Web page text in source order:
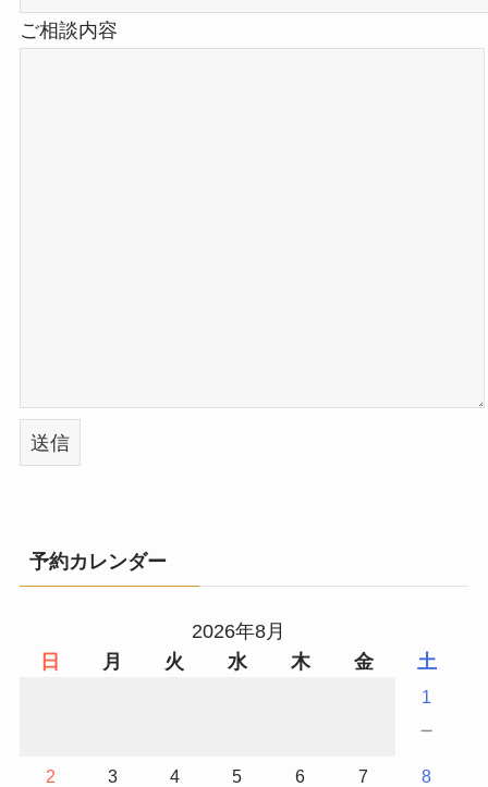
ご相談内容
予約カレンダー
2026年8月
日
月 火 水 木 金 土
1
－
2 3 4 5 6 7 8